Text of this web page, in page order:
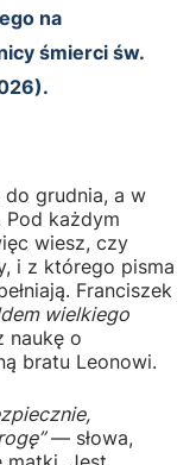
na
śmierci św.
do grudnia, a w
Pod każdym
wiesz, czy
i z którego pisma
Franciszek
wielkiego
naukę o
bratu Leonowi.
— słowa,